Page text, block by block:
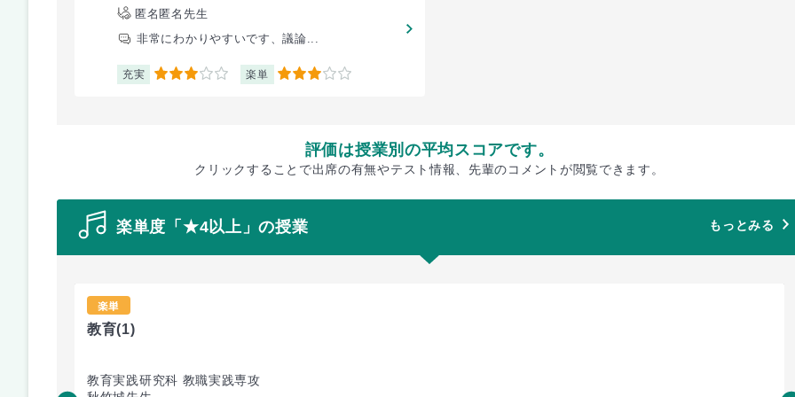
匿名匿名先生
非常にわかりやすいです、議論...
充実 3 楽単 3
評価は授業別の平均スコアです。
クリックすることで出席の有無やテスト情報、先輩のコメントが閲覧できます。
楽単度「★4以上」の授業 もっとみる
楽単
教育(1)
教育実践研究科 教職実践専攻